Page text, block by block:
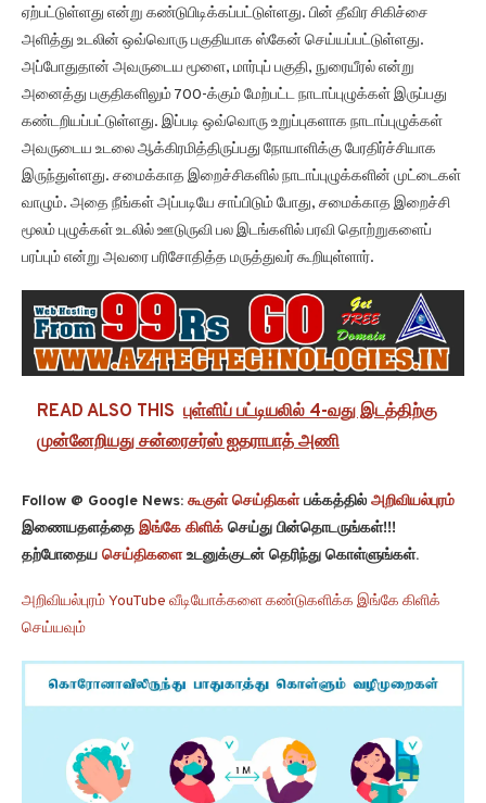
ஏற்பட்டுள்ளது என்று கண்டுபிடிக்கப்பட்டுள்ளது. பின் தீவிர சிகிச்சை
அளித்து உடலின் ஒவ்வொரு பகுதியாக ஸ்கேன் செய்யப்பட்டுள்ளது.
அப்போதுதான் அவருடைய மூளை, மார்புப் பகுதி, நுரையீரல் என்று
அனைத்து பகுதிகளிலும் 700-க்கும் மேற்பட்ட நாடாப்புழுக்கள் இருப்பது
கண்டறியப்பட்டுள்ளது. இப்படி ஒவ்வொரு உறுப்புகளாக நாடாப்புழுக்கள்
அவருடைய உடலை ஆக்கிரமித்திருப்பது நோயாளிக்கு பேரதிர்ச்சியாக
இருந்துள்ளது. சமைக்காத இறைச்சிகளில் நாடாப்புழுக்களின் முட்டைகள்
வாழும். அதை நீங்கள் அப்படியே சாப்பிடும் போது, சமைக்காத இறைச்சி
மூலம் புழுக்கள் உடலில் ஊடுருவி பல இடங்களில் பரவி தொற்றுகளைப்
பரப்பும் என்று அவரை பரிசோதித்த மருத்துவர் கூறியுள்ளார்.
READ ALSO THIS புள்ளிப் பட்டியலில் 4-வது இடத்திற்கு
முன்னேறியது சன்ரைசர்ஸ் ஐதராபாத் அணி
Follow @ Google News: கூகுள் செய்திகள்பக்கத்தில் அறிவியல்புரம்
இணையதளத்தை இங்கே கிளிக் செய்து பின்தொடருங்கள்!!!
தற்போதைய செய்திகளைஉடனுக்குடன் தெரிந்து கொள்ளுங்கள்.
அறிவியல்புரம் YouTube வீடியோக்களை கண்டுகளிக்க இங்கே கிளிக்
செய்யவும்